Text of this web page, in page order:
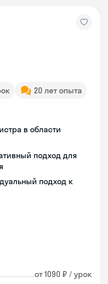
20 лет опыта
в области
подход для
подход к
от 1090 ₽ / урок